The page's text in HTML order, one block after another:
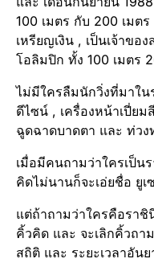
100 เมตร กับ 200 เมต
เหรียญ​เงิน , เป็นเจ้าขอ
โอลิมปิก ทั้ง 100 เมตร
ไม่มีใครลืมนักวิ่งที่มาใ
ดีไซน์ , เครื่องหน้าเปี่ย
ฉูดฉาด​บาดตา และ ท่วง
เมื่อมีคนถามว่าใครเป็น
คิดไม่นานก็จะเอ่ยชื่อ ยู
แต่ถ้าถามว่าใครคือราชิ
คิ้วคิด และ จะเลิกคิ้วถา
สถิติ และ ระยะเวลาอัน